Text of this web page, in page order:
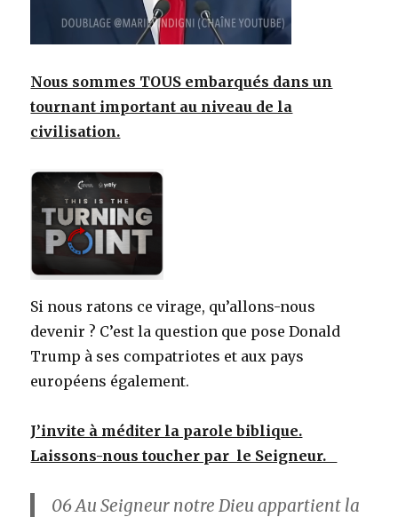
Nous sommes TOUS embarqués dans un
tournant important au niveau de la
civilisation.
Si nous ratons ce virage, qu’allons-nous
devenir ? C’est la question que pose Donald
Trump à ses compatriotes et aux pays
européens également.
J’invite à méditer la parole biblique.
Laissons-nous toucher par le Seigneur.
06Au Seigneur notre Dieu appartient la